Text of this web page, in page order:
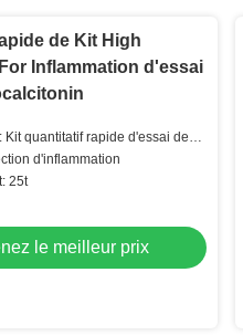
de Kit High
Inflammation d'essai
Kit quantitatif rapide d'essai de
d'inflammation
25t
le meilleur prix